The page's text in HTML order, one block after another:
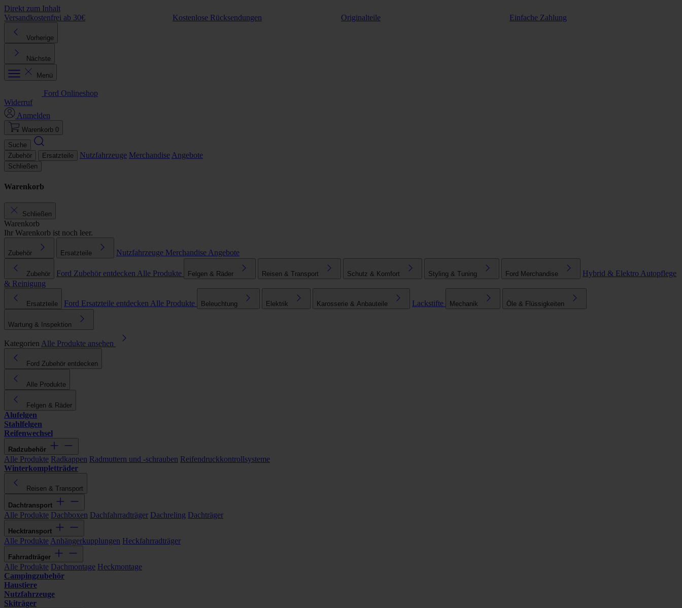
Direkt zum Inhalt
Versandkostenfrei ab 30€
Kostenlose Rücksendungen Originalteile Einfache Zahlung
Vorherige
Nächste
Menü
Ford Onlineshop
Widerruf
Anmelden
Warenkorb 0
Suche
Zubehör
Ersatzteile Nutzfahrzeuge Merchandise Angebote
Schließen
Warenkorb
Schließen
Warenkorb
Ihr Warenkorb ist noch leer.
Zubehör Ersatzteile Nutzfahrzeuge Merchandise Angebote
Zubehör Ford Zubehör entdecken Alle Produkte Felgen & Räder Reisen & Transport Schutz & Komfort Styling & Tuning Ford Merchandise Hybrid & Elektro Autopflege
& Reinigung
Ersatzteile Ford Ersatzteile entdecken Alle Produkte Beleuchtung Elektrik Karosserie & Anbauteile Lackstifte Mechanik Öle & Flüssigkeiten
Wartung & Inspektion
Kategorien Alle Produkte ansehen
Ford Zubehör entdecken
Alle Produkte
Felgen & Räder
Alufelgen
Stahlfelgen
Reifenwechsel
Radzubehör
Alle Produkte Radkappen Radmuttern und -schrauben Reifendruckkontrollsysteme
Winterkompletträder
Reisen & Transport
Dachtransport
Alle Produkte Dachboxen Dachfahrradträger Dachreling Dachträger
Hecktransport
Alle Produkte Anhängerkupplungen Heckfahrradträger
Fahrradträger
Alle Produkte Dachmontage Heckmontage
Campingzubehör
Haustiere
Nutzfahrzeuge
Skiträger